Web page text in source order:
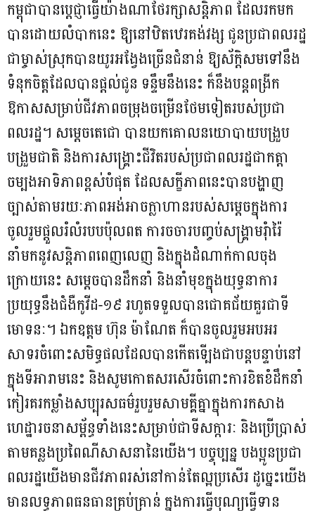
កម្ពុជាបានប្តេជ្ញាធ្វើយ៉ាងណាថែរក្សាសនិ្តភាព ដែលរកមក
បានដោយលំបាកនេះ ឱ្យនៅឋិតឋេរគង់វង្ស ជូនប្រជាពលរដ្ឋ
ជាម្ចាស់ស្រុកបានយូរអង្វែងច្រើនជំនាន់ ឱ្យស័ក្តិសមទៅនឹង
ទំនុកចិត្តដែលបានផ្តល់ជូន ទន្ទឹមនឹងនេះ ក៏នឹងបន្តពង្រីក
ឱកាសសម្រាប់ជីវភាពចម្រុងចម្រើនថែមទៀតរបស់ប្រជា
ពលរដ្ឋ។ សម្តេចតេជោ បានយកគោលនយោបាយបង្រួប
បង្រួមជាតិ និងការសង្គ្រោះជីវិតរបស់ប្រជាពលរដ្ឋជាកត្តា
ចម្បងអាទិភាពខ្ពស់បំផុត ដែលសក្ខីភាពនេះបានបង្ហាញ
ច្បាស់តាមរយៈភាពអង់អាចក្លាហានរបស់សម្តេចក្នុងការ
ចូលរួមផ្តួលរំលំរបបប៉ុលពត ការចចារបញ្ចប់សង្គ្រាមរុំារ៉ៃ
នាំមកនូវសន្តិភាពពេញលេញ និងក្នុងដំណាក់កាលចុង
ក្រោយនេះ សម្តេចបានដឹកនាំ និងនាំមុខក្នុងយុទ្ធនាការ
ប្រយុទ្ធនឹងជំងឺកូវីដ-១៩ រហូតទទួលបានជោគជ័យគួរជាទី
មោទនៈ។ ឯកឧត្តម ហ៊ុន ម៉ាណែត ក៏បានចូលរួមអបអរ
សាទរចំពោះសមិទ្ធផលដែលបានកើតទើ្បងជាបន្តបន្ទាប់នៅ
ក្នុងទីអារាមនេះ និងសូមកោតសរសើរចំពោះការខិតខំដឹកនាំ
កៀរគរកម្លាំងសប្បុរសធម៌រួបរួមសាមគ្គីគ្នាក្នុងការកសាង
ហេដ្ឋារចនាសម្ព័ន្ធទាំងនេះសម្រាប់ជាទីសក្ការៈ និងប្រើប្រាស់
តាមគន្លងប្រពៃណីសាសនានៃយើង។ បច្ចុប្បន្ន បងប្អូនប្រជា
ពលរដ្ឋយើងមានជីវភាពរស់នៅកាន់តែល្អប្រសើរ ដូច្នេះយើង
មានលទ្ធភាពធនធានគ្រប់គ្រាន់ ក្នុងការធ្វើបុណ្យធ្វើទាន